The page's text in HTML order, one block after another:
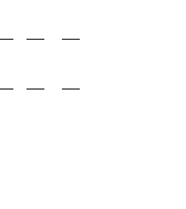
—
—
—
—